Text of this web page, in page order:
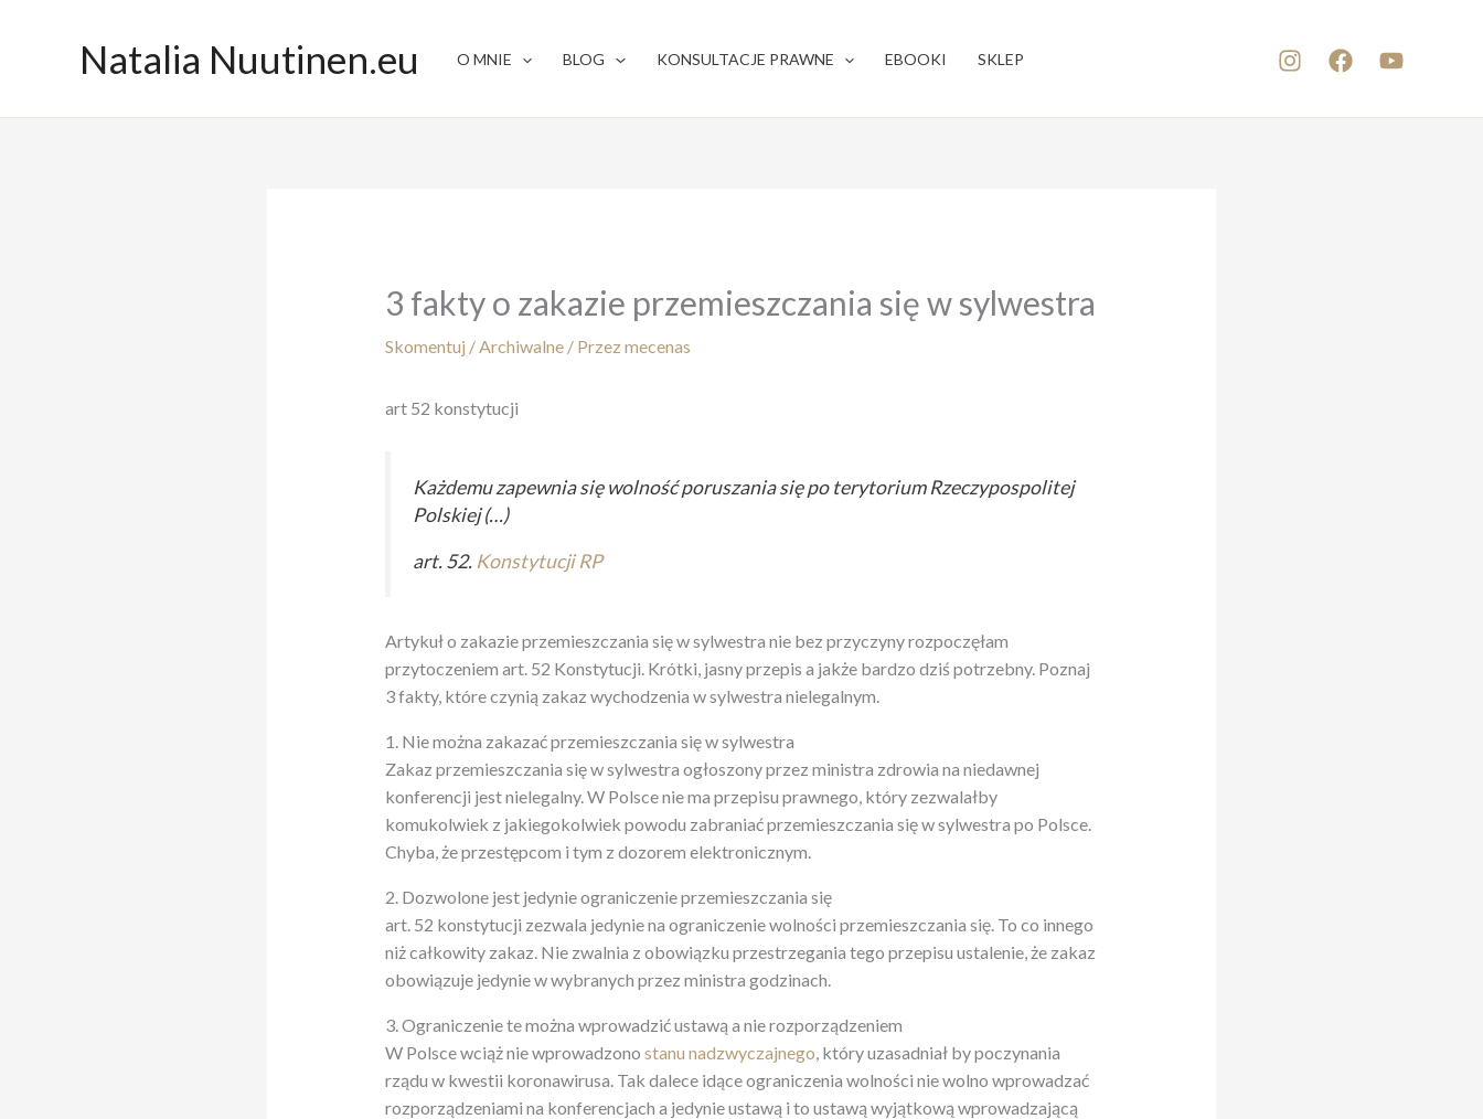
Natalia Nuutinen.eu O MNIE BLOG KONSULTACJE PRAWNE EBOOKI SKLEP
3 fakty o zakazie przemieszczania się w sylwestra
Skomentuj /Archiwalne/ Przez mecenas
art 52 konstytucji
Każdemu zapewnia się wolność poruszania się po terytorium Rzeczypospolitej
Polskiej (…)
art. 52. Konstytucji RP
Artykuł o zakazie przemieszczania się w sylwestra nie bez przyczyny rozpoczęłam
przytoczeniem art. 52 Konstytucji. Krótki, jasny przepis a jakże bardzo dziś potrzebny. Poznaj
3 fakty, które czynią zakaz wychodzenia w sylwestra nielegalnym.
1. Nie można zakazać przemieszczania się w sylwestra
Zakaz przemieszczania się w sylwestra ogłoszony przez ministra zdrowia na niedawnej
konferencji jest nielegalny. W Polsce nie ma przepisu prawnego, który zezwalałby
komukolwiek z jakiegokolwiek powodu zabraniać przemieszczania się w sylwestra po Polsce.
Chyba, że przestępcom i tym z dozorem elektronicznym.
2. Dozwolone jest jedynie ograniczenie przemieszczania się
art. 52 konstytucji zezwala jedynie na ograniczenie wolności przemieszczania się. To co innego
niż całkowity zakaz. Nie zwalnia z obowiązku przestrzegania tego przepisu ustalenie, że zakaz
obowiązuje jedynie w wybranych przez ministra godzinach.
3. Ograniczenie te można wprowadzić ustawą a nie rozporządzeniem
W Polsce wciąż nie wprowadzono stanu nadzwyczajnego, który uzasadniał by poczynania
rządu w kwestii koronawirusa. Tak dalece idące ograniczenia wolności nie wolno wprowadzać
rozporządzeniami na konferencjach a jedynie ustawą i to ustawą wyjątkową wprowadzającą